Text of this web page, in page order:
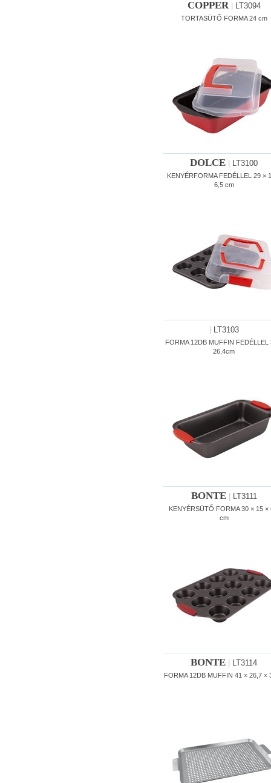
COPPER| LT3094
TORTASÜTŐ FORMA 24 cm
DOLCE LT3100
KENYÉRFORMA FEDÉLLEL 29 ×
6,5 cm
LT3103
FORMA 12DB MUFFIN FEDÉLLEL
26,4cm
BONTE| LT3111
KENYÉRSÜTŐ FORMA 30 × 15 ×
cm
BONTE LT3114
FORMA 12DB MUFFIN 41 × 26,7 ×